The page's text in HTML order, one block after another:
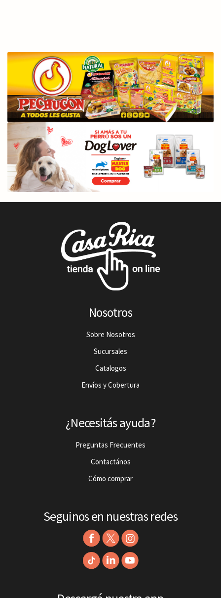
Nosotros
Sobre Nosotros
Sucursales
Catalogos
Envíos y Cobertura
¿Necesitás ayuda?
Preguntas Frecuentes
Contactános
Cómo comprar
Seguinos en nuestras redes